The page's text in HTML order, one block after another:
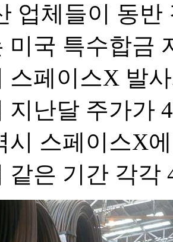
업체들이 동
미국 특수합금
스페이스X 발
지난달 주가가
시 스페이스X
같은 기간 각각